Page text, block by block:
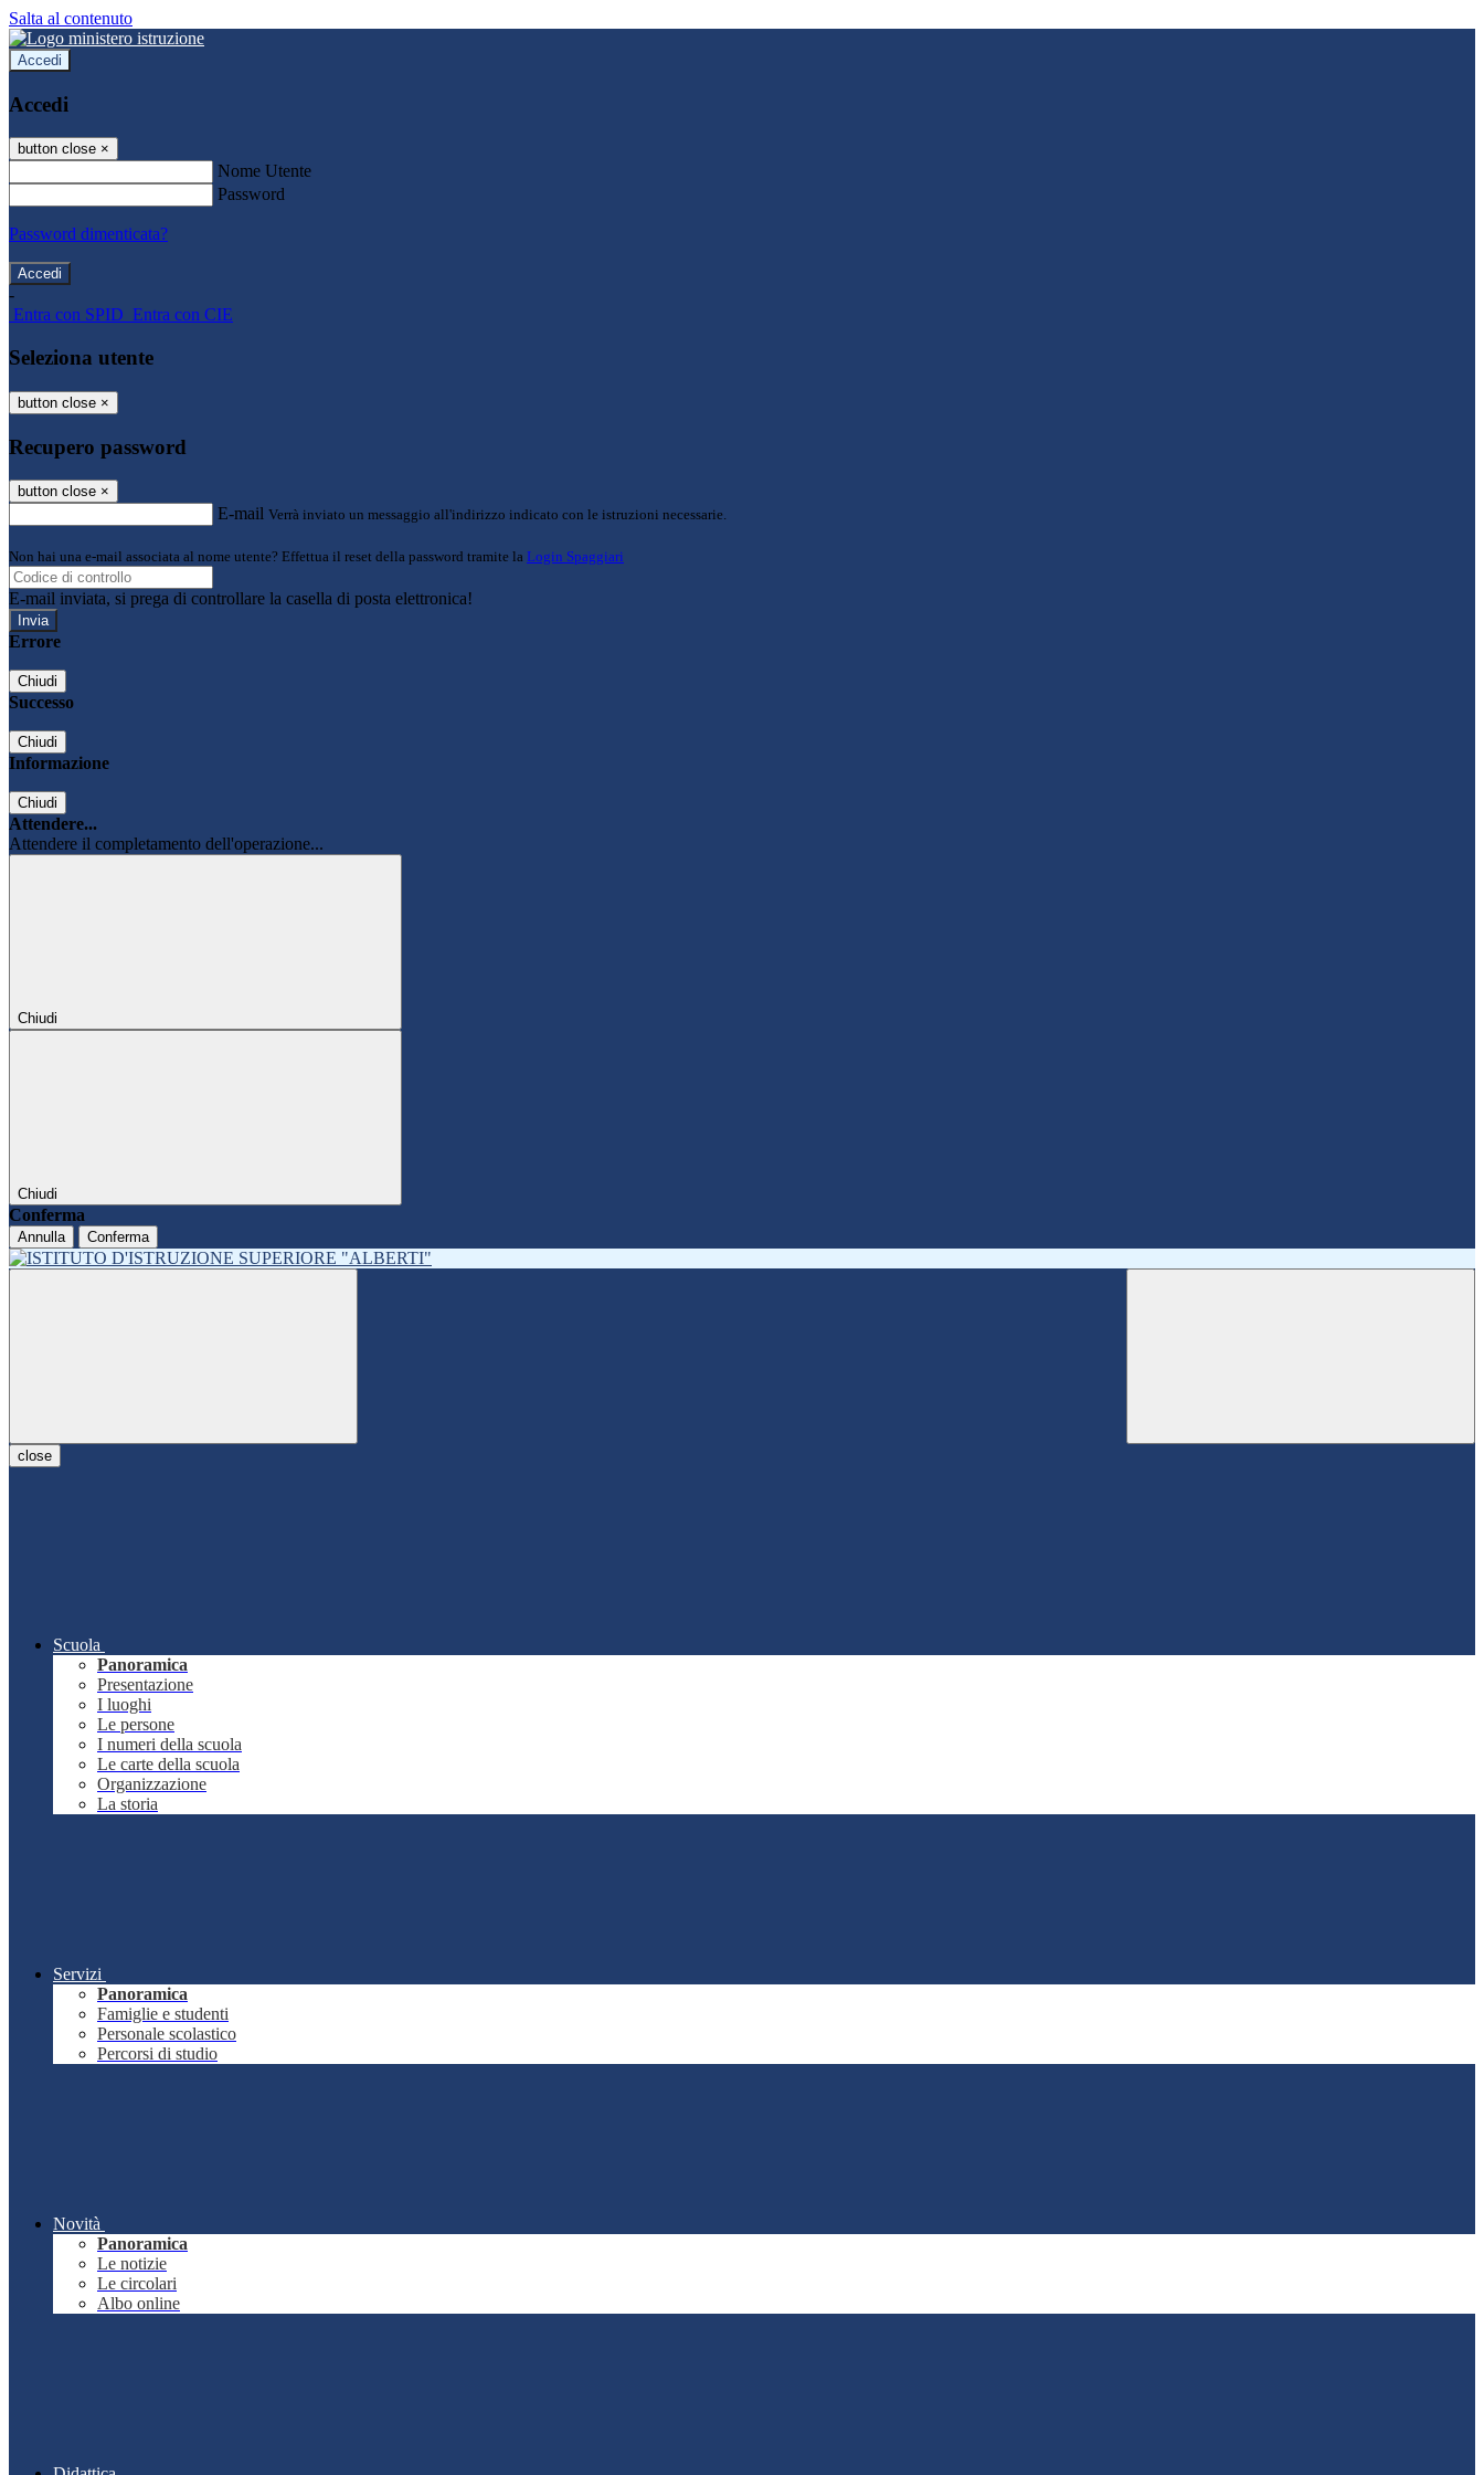
Salta al contenuto
Accedi
Accedi
button close ×
Nome Utente
Password
Password dimenticata?
-
Entra con SPID Entra con CIE
Seleziona utente
button close ×
Recupero password
button close ×
E-mail Verrà inviato un messaggio all'indirizzo indicato con le istruzioni necessarie.
Non hai una e-mail associata al nome utente? Effettua il reset della password tramite la Login Spaggiari
E-mail inviata, si prega di controllare la casella di posta elettronica!
Errore
Chiudi
Successo
Chiudi
Informazione
Chiudi
Attendere...
Attendere il completamento dell'operazione...
Chiudi
Chiudi
Conferma
Annulla Conferma
close
Scuola
Panoramica
Presentazione
I luoghi
Le persone
I numeri della scuola
Le carte della scuola
Organizzazione
La storia
Servizi
Panoramica
Famiglie e studenti
Personale scolastico
Percorsi di studio
Novità
Panoramica
Le notizie
Le circolari
Albo online